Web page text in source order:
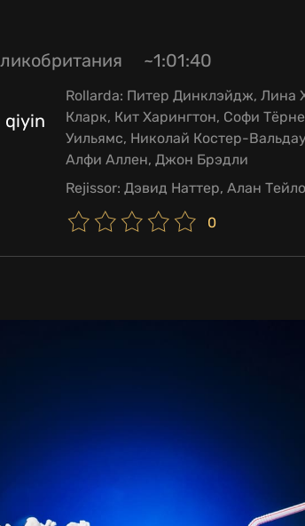
~1:01:40
qiyin
Rollarda: Питер Динклэйдж, Лина
Кларк, Кит Харингтон, Софи
Уильямс, Николай Костер-
Алфи Аллен, Джон Брэдли
Rejissor: Дэвид Наттер, Алан
0